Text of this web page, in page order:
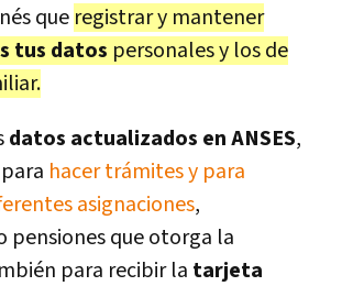
que registrar y mantener
tus datos personales y los de
datos actualizados en ANSES,
hacer trámites y para
asignaciones,
pensiones que otorga la
para recibir la tarjeta